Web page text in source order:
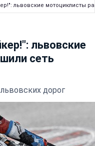
львовские мотоциклисты
львовские
сеть
дорог